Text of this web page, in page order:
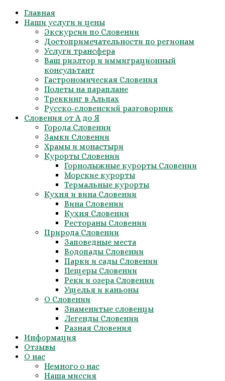
Skip
Главная
Наши услуги и цены
Экскурсии по Словении
Достопримечательности по регионам
Услуги трансфера
Ваш риэлтор и иммиграционный
консультант
Гастрономическая Словения
Полеты на параплане
Треккинг в Альпах
Русско-словенский разговорник
Словения от А до Я
Города Словении
Замки Словении
Храмы и монастыри
Курорты Словении
Горнолыжные курорты Словении
Морские курорты
Термальные курорты
Кухня и вина Словении
Вина Словении
Кухня Словении
Рестораны Словении
Природа Словении
Заповедные места
Водопады Словении
Парки и сады Словении
Пещеры Словении
Реки и озера Словении
Ущелья и каньоны
О Словении
Знаменитые словенцы
Легенды Словении
Разная Словения
Информация
Отзывы
О нас
Немного о нас
Наша миссия